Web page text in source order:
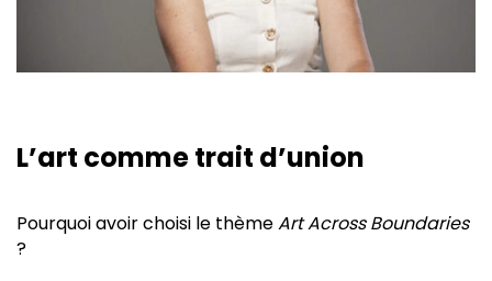
L’art comme trait d’union
Pourquoi avoir choisi le thèmeArt Across Boundaries
?